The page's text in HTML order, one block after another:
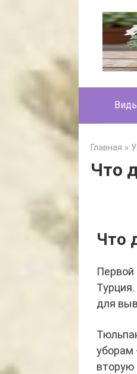
Главная »
Что
Что
Первой
для
уборам
вторую